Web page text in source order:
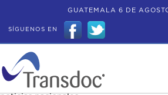
GUATEMALA 6 DE
SÍGUENOS EN